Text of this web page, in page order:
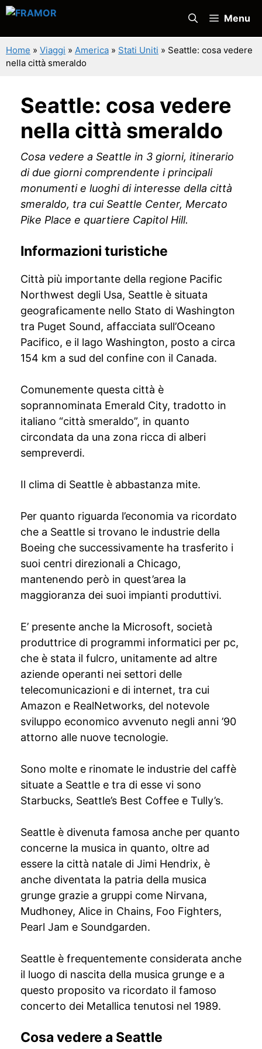
Vai
contenuto
Menu
Home » Viaggi » America » Stati Uniti » Seattle: cosa vedere
nella città smeraldo
Seattle: cosa vedere
nella città smeraldo
Cosa vedere a Seattle in 3 giorni, itinerario
di due giorni comprendente i principali
monumenti e luoghi di interesse della città
smeraldo, tra cui Seattle Center, Mercato
Pike Place e quartiere Capitol Hill.
Informazioni turistiche
Città più importante della regione Pacific
Northwest degli Usa, Seattle è situata
geograficamente nello Stato di Washington
tra Puget Sound, affacciata sull’Oceano
Pacifico, e il lago Washington, posto a circa
154 km a sud del confine con il Canada.
Comunemente questa città è
soprannominata Emerald City, tradotto in
italiano “città smeraldo”, in quanto
circondata da una zona ricca di alberi
sempreverdi.
Il clima di Seattle è abbastanza mite.
Per quanto riguarda l’economia va ricordato
che a Seattle si trovano le industrie della
Boeing che successivamente ha trasferito i
suoi centri direzionali a Chicago,
mantenendo però in quest’area la
maggioranza dei suoi impianti produttivi.
E’ presente anche la Microsoft, società
produttrice di programmi informatici per pc,
che è stata il fulcro, unitamente ad altre
aziende operanti nei settori delle
telecomunicazioni e di internet, tra cui
Amazon e RealNetworks, del notevole
sviluppo economico avvenuto negli anni ’90
attorno alle nuove tecnologie.
Sono molte e rinomate le industrie del caffè
situate a Seattle e tra di esse vi sono
Starbucks, Seattle’s Best Coffee e Tully’s.
Seattle è divenuta famosa anche per quanto
concerne la musica in quanto, oltre ad
essere la città natale di Jimi Hendrix, è
anche diventata la patria della musica
grunge grazie a gruppi come Nirvana,
Mudhoney, Alice in Chains, Foo Fighters,
Pearl Jam e Soundgarden.
Seattle è frequentemente considerata anche
il luogo di nascita della musica grunge e a
questo proposito va ricordato il famoso
concerto dei Metallica tenutosi nel 1989.
Cosa vedere a Seattle